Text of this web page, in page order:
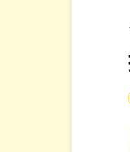
若手社員特化のキャ
研修・ワークショッ
社外メンターによる